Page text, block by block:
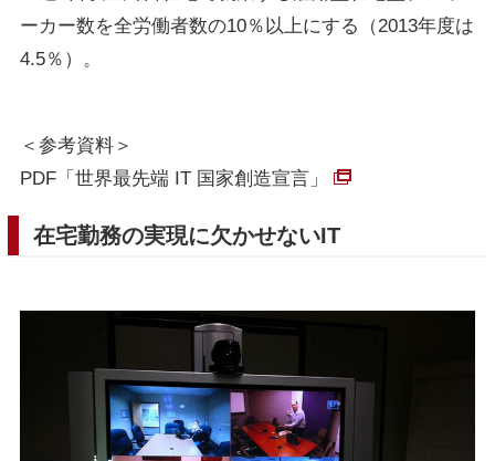
ーカー数を全労働者数の10％以上にする（2013年度は
4.5％）。
＜参考資料＞
PDF「世界最先端 IT 国家創造宣言」
在宅勤務の実現に欠かせないIT